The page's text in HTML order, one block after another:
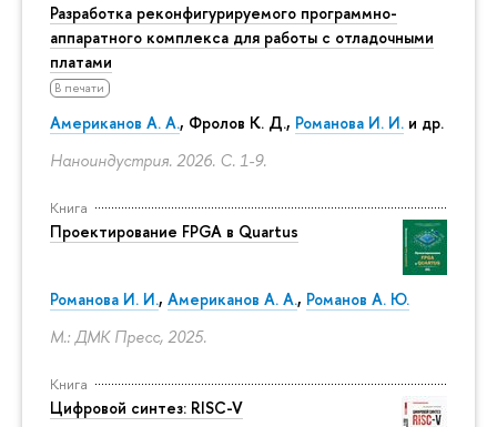
Разработка реконфигурируемого программно-
аппаратного комплекса для работы с отладочными
платами
В печати
Американов А. А., Фролов К. Д., Романова И. И. и др.
Наноиндустрия. 2026. С. 1-9.
Книга
Проектирование FPGA в Quartus
Романова И. И., Американов А. А., Романов А. Ю.
М.: ДМК Пресс, 2025.
Книга
Цифровой синтез: RISC-V